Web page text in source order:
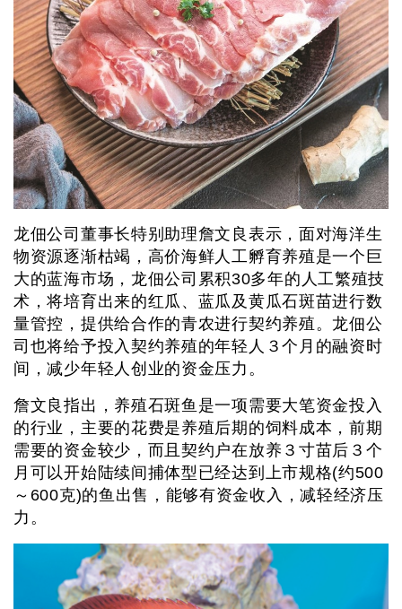
龙佃公司董事长特别助理詹文良表示，面对海洋生
物资源逐渐枯竭，高价海鲜人工孵育养殖是一个巨
大的蓝海市场，龙佃公司累积30多年的人工繁殖技
术，将培育出来的红瓜、蓝瓜及黄瓜石斑苗进行数
量管控，提供给合作的青农进行契约养殖。龙佃公
司也将给予投入契约养殖的年轻人３个月的融资时
间，减少年轻人创业的资金压力。
詹文良指出，养殖石斑鱼是一项需要大笔资金投入
的行业，主要的花费是养殖后期的饲料成本，前期
需要的资金较少，而且契约户在放养３寸苗后３个
月可以开始陆续间捕体型已经达到上市规格(约500
～600克)的鱼出售，能够有资金收入，减轻经济压
力。